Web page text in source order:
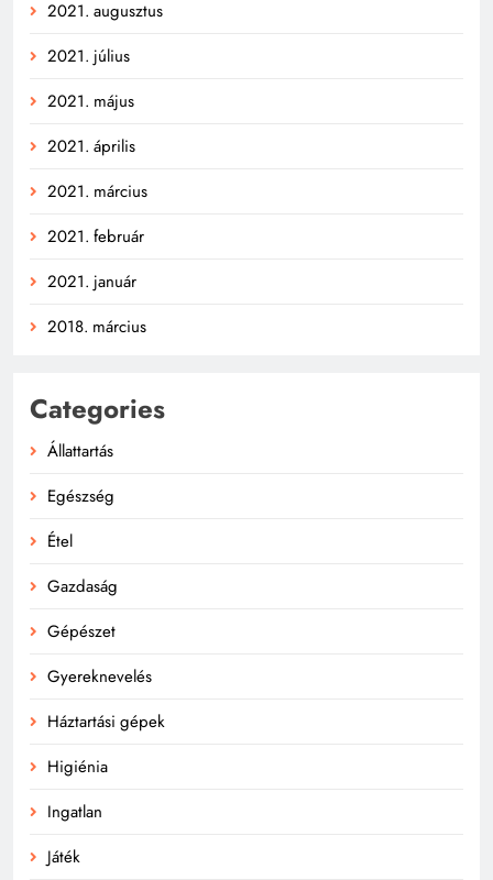
2021. augusztus
2021. július
2021. május
2021. április
2021. március
2021. február
2021. január
2018. március
Categories
Állattartás
Egészség
Étel
Gazdaság
Gépészet
Gyereknevelés
Háztartási gépek
Higiénia
Ingatlan
Játék